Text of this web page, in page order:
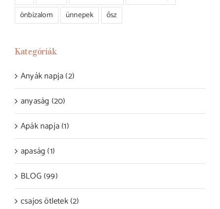
önbizalom
ünnepek ősz
Kategóriák
Anyák napja (2)
anyaság (20)
Apák napja (1)
apaság (1)
BLOG (99)
csajos ötletek (2)